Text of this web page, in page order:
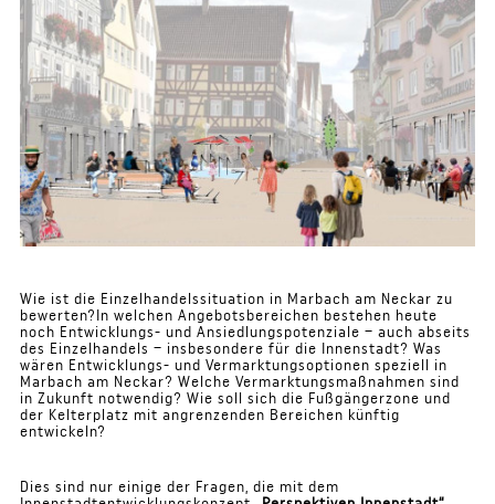
Wie ist die Einzelhandelssituation in Marbach am Neckar zu
bewerten?In welchen Angebotsbereichen bestehen heute
noch Entwicklungs- und Ansiedlungspotenziale – auch abseits
des Einzelhandels – insbesondere für die Innenstadt? Was
wären Entwicklungs- und Vermarktungsoptionen speziell in
Marbach am Neckar? Welche Vermarktungsmaßnahmen sind
in Zukunft notwendig? Wie soll sich die Fußgängerzone und
der Kelterplatz mit angrenzenden Bereichen künftig
entwickeln?
Dies sind nur einige der Fragen, die mit dem